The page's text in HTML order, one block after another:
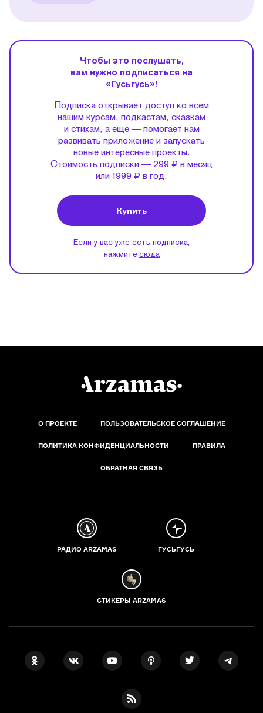
Чтобы это послушать,
вам нужно подписаться на
«Гусьгусь»!
Подписка открывает доступ ко всем
нашим курсам, подкастам, сказкам
и стихам, а еще — помогает нам
развивать приложение и запускать
новые интересные проекты.
Стоимость подписки — 299 ₽ в месяц
или 1999 ₽ в год.
Купить
Если у вас уже есть подписка,
нажмите сюда
О ПРОЕКТЕ ПОЛЬЗОВАТЕЛЬСКОЕ СОГЛАШЕНИЕ
ПОЛИТИКА КОНФИДЕНЦИАЛЬНОСТИ ПРАВИЛА
ОБРАТНАЯ СВЯЗЬ
РАДИО ARZAMAS ГУСЬГУСЬ
СТИКЕРЫ ARZAMAS